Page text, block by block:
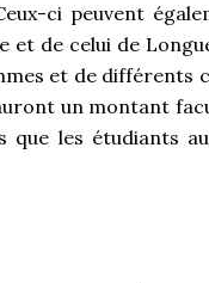
ci peuvent
et de celui de
et de différents
un montant
que les étudiants